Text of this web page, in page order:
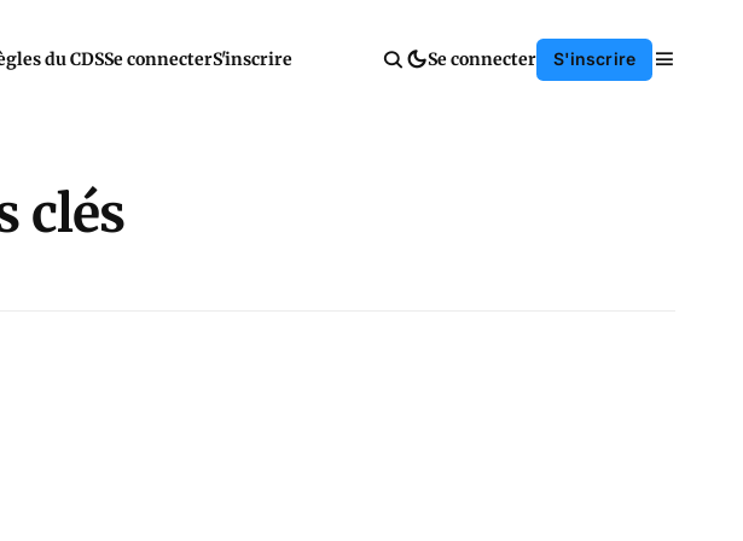
du CDSSe connecterS'inscrire Se connecter S'inscrire
clés